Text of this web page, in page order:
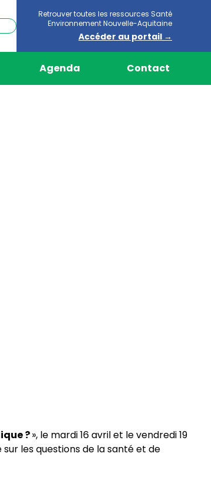
Retrouver toutes les ressources Santé
Environnement Nouvelle-Aquitaine
Accéder au portail →
Agenda Contact
?», le mardi 16 avril et le vendredi 19
sur les questions de la santé et de